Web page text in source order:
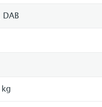
DAB
kg